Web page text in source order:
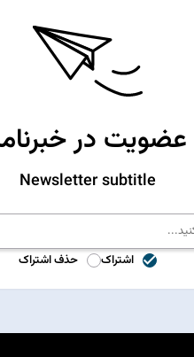
عضویت در
Newsletter subtitle
اشتراک
حذف اشتراک